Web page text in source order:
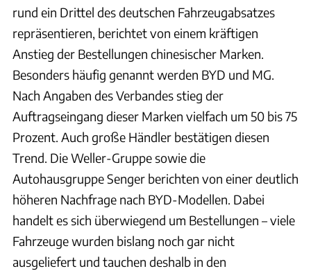
rund ein Drittel des deutschen Fahrzeugabsatzes
repräsentieren, berichtet von einem kräftigen
Anstieg der Bestellungen chinesischer Marken.
Besonders häufig genannt werden BYD und MG.
Nach Angaben des Verbandes stieg der
Auftragseingang dieser Marken vielfach um 50 bis 75
Prozent. Auch große Händler bestätigen diesen
Trend. Die Weller-Gruppe sowie die
Autohausgruppe Senger berichten von einer deutlich
höheren Nachfrage nach BYD-Modellen. Dabei
handelt es sich überwiegend um Bestellungen – viele
Fahrzeuge wurden bislang noch gar nicht
ausgeliefert und tauchen deshalb in den